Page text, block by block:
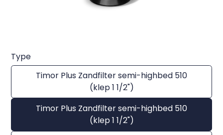
Type
Timor Plus Zandfilter semi-highbed 510
(klep 1 1/2")
Timor Plus Zandfilter semi-highbed 510
(klep 1 1/2")